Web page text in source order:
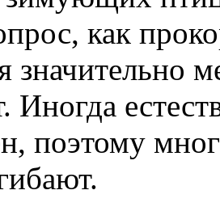
как
значительно
Иногда
поэтому